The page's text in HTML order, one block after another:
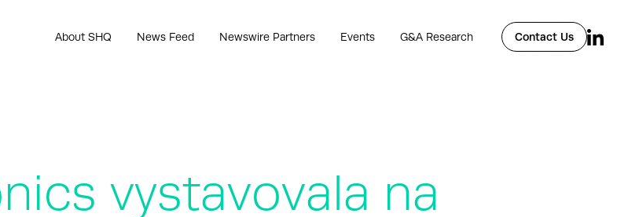
About SHQ News Feed Newswire Partners Events G&A Research Contact Us
vystavovala na